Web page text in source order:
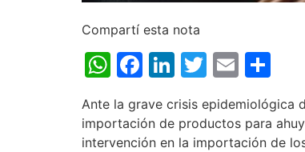
Compartí esta nota
WhatsApp
Facebook
LinkedIn
Twitter
Email
Ante la grave crisis epidemiológica
importación de productos para
intervención en la importación de